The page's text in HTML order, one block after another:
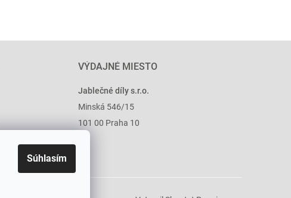
Súhlasím
VÝDAJNÉ MIESTO
Jablečné díly s.r.o.
Minská 546/15
101 00 Praha 10